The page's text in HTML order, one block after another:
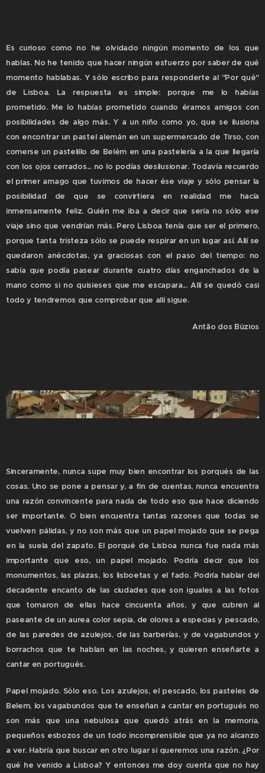
Es curioso como no he olvidado ningún momento de los que
hablas. No he tenido que hacer ningún esfuerzo por saber de qué
momento hablabas. Y sólo escribo para responderte al "Por qué"
de Lisboa. La respuesta es simple: porque me lo habías
prometido. Me lo habías prometido cuando éramos amigos con
posibilidades de algo más. Y a un niño como yo, que se ilusiona
con encontrar un pastel alemán en un supermercado de Tirso, con
comerse un pastelillo de Belém en una pastelería a la que llegaría
con los ojos cerrados... no lo podías desilusionar. Todavía recuerdo
el primer amago que tuvimos de hacer ése viaje y sólo pensar la
posibilidad de que se convirtiera en realidad me hacía
inmensamente feliz. Quién me iba a decir que sería no sólo ese
viaje sino que vendrían más. Pero Lisboa tenía que ser el primero,
porque tanta tristeza sólo se puede respirar en un lugar así. Allí se
quedaron anécdotas, ya graciosas con el paso del tiempo: no
sabía que podía pasear durante cuatro días enganchados de la
mano como si no quisieses que me escapara... Allí se quedó casi
todo y tendremos que comprobar que allí sigue.
Antão dos Búzios
Sinceramente, nunca supe muy bien encontrar los porqués de las
cosas. Uno se pone a pensar y, a fin de cuentas, nunca encuentra
una razón convincente para nada de todo eso que hace diciendo
ser importante. O bien encuentra tantas razones que todas se
vuelven pálidas, y no son más que un papel mojado que se pega
en la suela del zapato. El porqué de Lisboa nunca fue nada más
importante que eso, un papel mojado. Podría decir que los
monumentos, las plazas, los lisboetas y el fado. Podría hablar del
decadente encanto de las ciudades que son iguales a las fotos
que tomaron de ellas hace cincuenta años, y que cubren al
paseante de un aurea color sepia, de olores a especias y pescado,
de las paredes de azulejos, de las barberías, y de vagabundos y
borrachos que te hablan en las noches, y quieren enseñarte a
cantar en portugués.
Papel mojado. Sólo eso. Los azulejos, el pescado, los pasteles de
Belem, los vagabundos que te enseñan a cantar en portugués no
son más que una nebulosa que quedó atrás en la memoria,
pequeños esbozos de un todo incomprensible que ya no alcanzo
a ver. Habría que buscar en otro lugar si queremos una razón. ¿Por
qué he venido a Lisboa? Y entonces me doy cuenta que no hay